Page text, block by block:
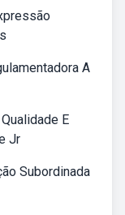
A
E
Jr
Subordinada